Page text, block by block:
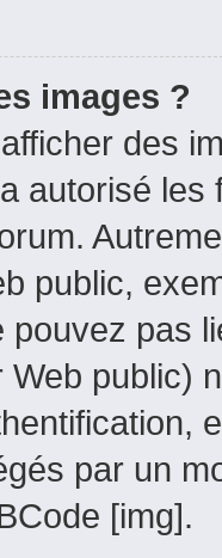
images ?
des
autorisé
public,
pouvez pas
Web public)
par un
[img].